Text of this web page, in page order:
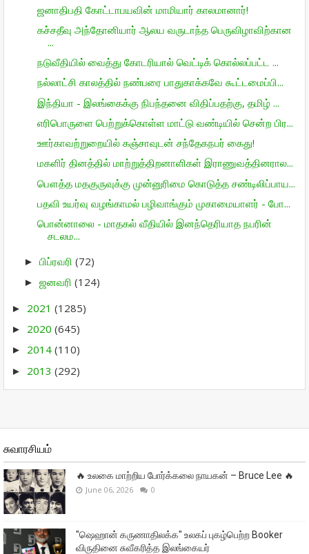
ஜனாதிபதி கோட்டாபயவின் மாமியார் காலமானார்!
கச்சதீவு அந்தோனியார் ஆலய வருடாந்த பெருவிழாவிற்கான
...
நடுவீதியில் வைத்து கோடரியால் வெட்டிக் கொல்லப்பட்ட ...
நல்லாட்சி காலத்தில் நண்பரை பாதுகாக்கவே கூட்டமைப்பி...
இந்தியா - இலங்கைக்கு நிபந்தனை விதிப்பதற்கு, தமிழ் ...
எரிபொருளை பெற்றுக்கொள்ள மாட்டு வண்டியில் சென்ற பிர...
ஊர்காவற்றுறையில் கஞ்சாவுடன் சந்தேகநபர் கைது!
மகளிர் தினத்தில் மாற்றுத்திறனாளிகள் இராணுவத்தினரால...
பௌத்த மதகுருவுக்கு முன்னுரிமை கொடுத்த சண்டிலிப்பாய...
பதவி உயர்வு வழங்காமல் பழிவாங்கும் முகாமையாளர் - போ...
பொன்னாலை - மாதகல் வீதியில் இனந்தெரியாத நபரின்
சடலம...
► பிப்ரவரி (72)
► ஜனவரி (124)
► 2021 (1285)
► 2020 (645)
► 2014 (110)
► 2013 (292)
சுவாரசியம்
🔥 உலகை மாற்றிய போர்க்கலை நாயகன் – Bruce Lee 🔥
June 06, 2026 0
"ஷெஹான் கருணாதிலக்க" உலகப் புகழ்பெற்ற Booker
விருதினை சுவீகரித்த இலங்கையர்